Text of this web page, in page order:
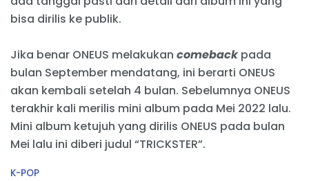
bisa dirilis ke publik.
Jika benar ONEUS melakukan comebackpada
bulan September mendatang, ini berarti ONEUS
akan kembali setelah 4 bulan. Sebelumnya ONEUS
terakhir kali merilis mini album pada Mei 2022 lalu.
Mini album ketujuh yang dirilis ONEUS pada bulan
Mei lalu ini diberi judul “TRICKSTER”.
C
K-POP